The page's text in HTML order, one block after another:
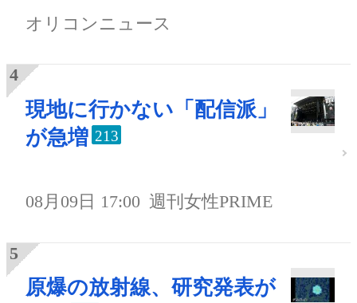
オリコンニュース
現地に行かない「配信派」
が急増 213
08月09日 17:00 週刊女性PRIME
原爆の放射線、研究発表が